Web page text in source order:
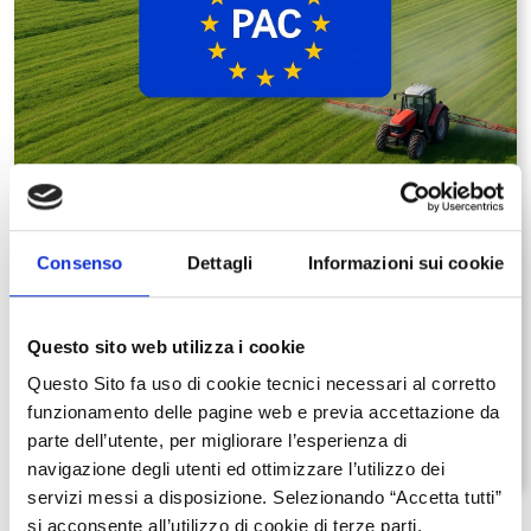
Consenso Dettagli Informazioni sui cookie
Questo sito web utilizza i cookie
Questo Sito fa uso di cookie tecnici necessari al corretto
funzionamento delle pagine web e previa accettazione da
parte dell’utente, per migliorare l’esperienza di
navigazione degli utenti ed ottimizzare l’utilizzo dei
servizi messi a disposizione. Selezionando “Accetta tutti”
si acconsente all’utilizzo di cookie di terze parti.
soggetti.
REDAZIONALE
PAC post 2027
Programmazione europea (2028-2034), Regione
pianificazione.
SCOPRI DI PIÙ
Data ultima modifica:28/05/2026